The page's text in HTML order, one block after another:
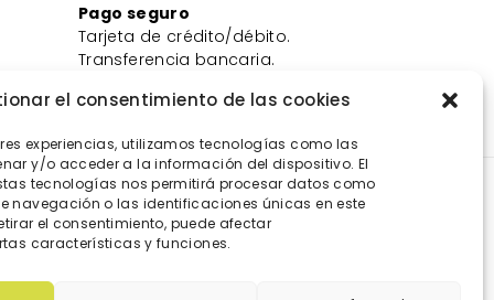
el consentimiento de las cookies
experiencias, utilizamos tecnologías como las
y/o acceder a la información del dispositivo. El
tecnologías nos permitirá procesar datos como
navegación o las identificaciones únicas en este
el consentimiento, puede afectar
características y funciones.
Pago seguro
Tarjeta de crédito/débito.
Transferencia bancaria.